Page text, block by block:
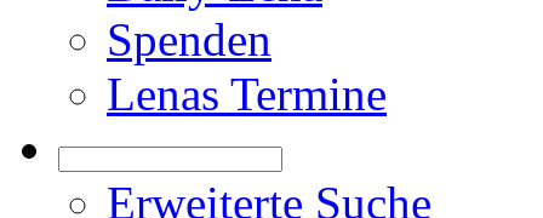
Spenden
Lenas Termine
Erweiterte Suche